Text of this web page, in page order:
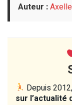
Auteur :
Depuis 2012,
sur l’actualité